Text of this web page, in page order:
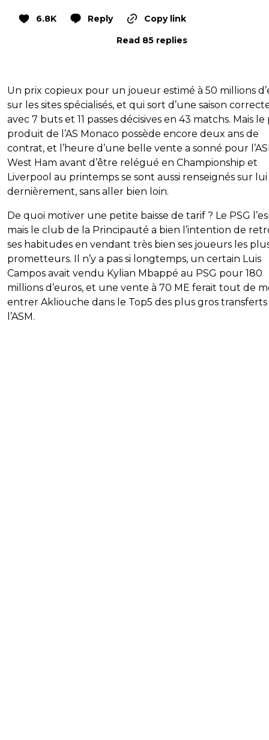
6.8K Reply
Copy link
Read 85 replies
Un prix copieux pour un joueur estimé à 50 millions
sur les sites spécialisés, et qui sort d’une saison
avec 7 buts et 11 passes décisives en 43 matchs. Mais
produit de l’AS Monaco possède encore deux ans de
contrat, et l’heure d’une belle vente a sonné pour
West Ham avant d’être relégué en Championship et
Liverpool au printemps se sont aussi renseignés sur lui
dernièrement, sans aller bien loin.
De quoi motiver une petite baisse de tarif ? Le PSG
mais le club de la Principauté a bien l’intention de
ses habitudes en vendant très bien ses joueurs les
prometteurs. Il n’y a pas si longtemps, un certain Luis
Campos avait vendu Kylian Mbappé au PSG pour 180
millions d’euros, et une vente à 70 ME ferait tout de
entrer Akliouche dans le Top5 des plus gros
l’ASM.